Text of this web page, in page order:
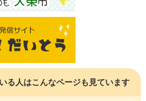
る人はこんなページも見ています